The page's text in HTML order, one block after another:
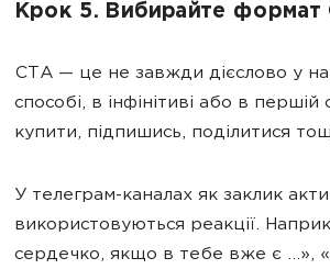
Крок 5. Вибирайте формат
CTA — це не завжди дієслово у
способі, в інфінітиві або в першій
купити, підпишись, поділитися
У телеграм-каналах як заклик
використовуються реакції.
сердечко, якщо в тебе вже є …»,